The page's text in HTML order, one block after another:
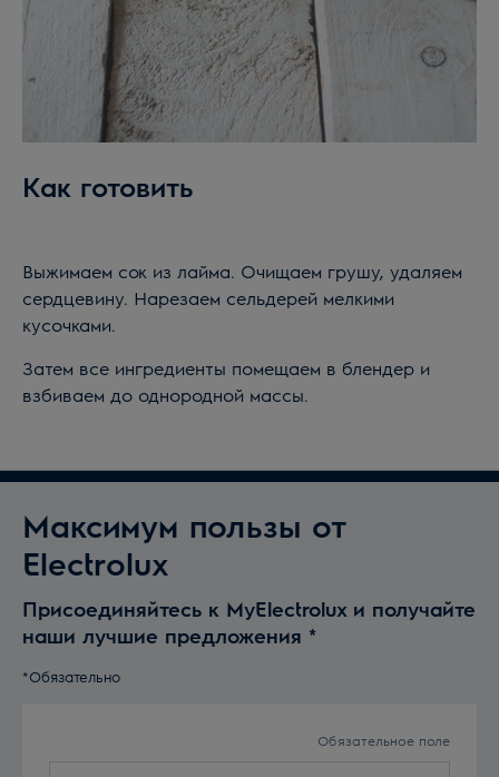
Как готовить
Выжимаем сок из лайма. Очищаем грушу, удаляем
сердцевину. Нарезаем сельдерей мелкими
кусочками.
Затем все ингредиенты помещаем в блендер и
взбиваем до однородной массы.
Максимум пользы от
Electrolux
Присоединяйтесь к MyElectrolux и получайте
наши лучшие предложения *
*Обязательно
Обязательное поле